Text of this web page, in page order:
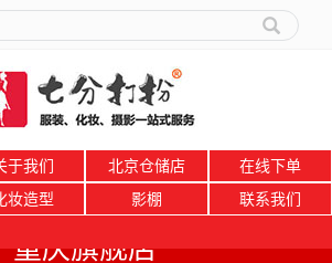
于我们 北京仓储店
在线下单
妆造型 影棚
联系我们
重庆旗舰店